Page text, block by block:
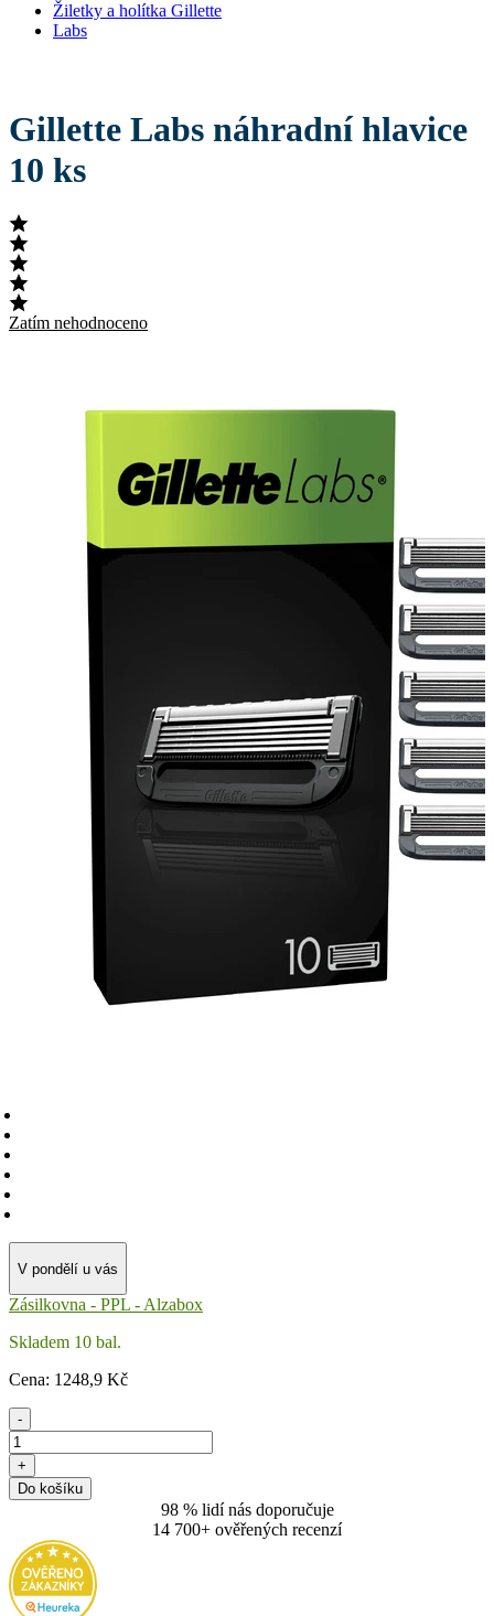
Žiletky a holítka Gillette
Labs
Gillette Labs náhradní hlavice
10 ks
Zatím nehodnoceno
V pondělí u vás
Zásilkovna - PPL - Alzabox
Skladem 10 bal.
Cena: 1248,9 Kč
-
+
Do košíku
98 % lidí nás doporučuje
14 700+ ověřených recenzí